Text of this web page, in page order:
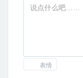
表情